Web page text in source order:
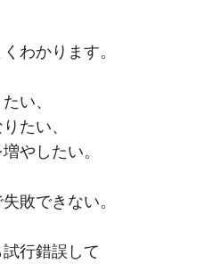
わかります。
い、
たい、
やしたい。
敗できない。
行錯誤して